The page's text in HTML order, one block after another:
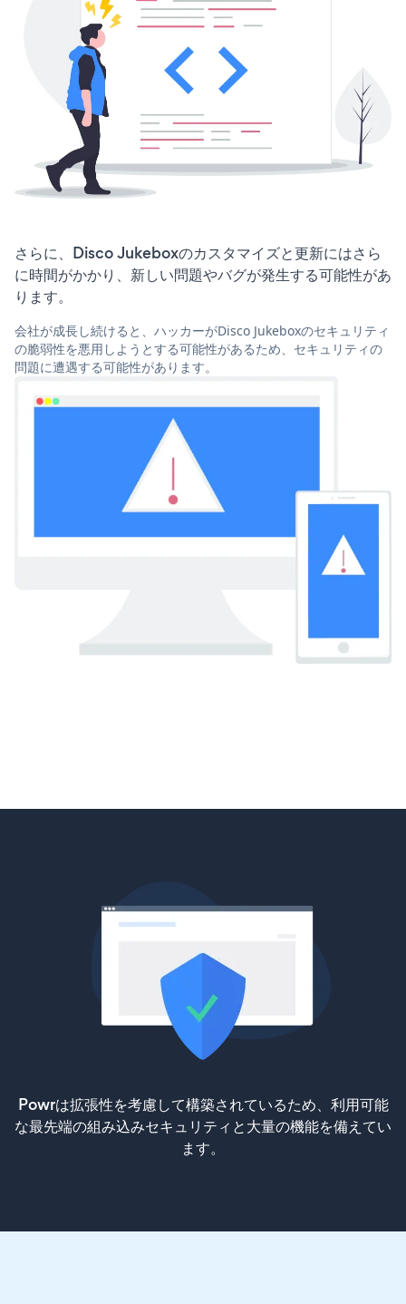
さらに、Disco Jukeboxのカスタマイズと更新にはさら
に時間がかかり、新しい問題やバグが発生する可能性があ
ります。
会社が成長し続けると、ハッカーがDisco Jukeboxのセキュリティ
の脆弱性を悪用しようとする可能性があるため、セキュリティの
問題に遭遇する可能性があります。
Powrは拡張性を考慮して構築されているため、利用可能
な最先端の組み込みセキュリティと大量の機能を備えてい
ます。